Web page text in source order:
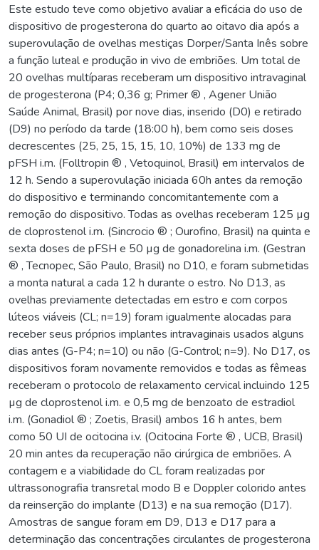
Este estudo teve como objetivo avaliar a eficácia do uso de
dispositivo de progesterona do quarto ao oitavo dia após a
superovulação de ovelhas mestiças Dorper/Santa Inês sobre
a função luteal e produção in vivo de embriões. Um total de
20 ovelhas multíparas receberam um dispositivo intravaginal
de progesterona (P4; 0,36 g; Primer ® , Agener União
Saúde Animal, Brasil) por nove dias, inserido (D0) e retirado
(D9) no período da tarde (18:00 h), bem como seis doses
decrescentes (25, 25, 15, 15, 10, 10%) de 133 mg de
pFSH i.m. (Folltropin ® , Vetoquinol, Brasil) em intervalos de
12 h. Sendo a superovulação iniciada 60h antes da remoção
do dispositivo e terminando concomitantemente com a
remoção do dispositivo. Todas as ovelhas receberam 125 µg
de cloprostenol i.m. (Sincrocio ® ; Ourofino, Brasil) na quinta e
sexta doses de pFSH e 50 µg de gonadorelina i.m. (Gestran
® , Tecnopec, São Paulo, Brasil) no D10, e foram submetidas
a monta natural a cada 12 h durante o estro. No D13, as
ovelhas previamente detectadas em estro e com corpos
lúteos viáveis (CL; n=19) foram igualmente alocadas para
receber seus próprios implantes intravaginais usados alguns
dias antes (G-P4; n=10) ou não (G-Control; n=9). No D17, os
dispositivos foram novamente removidos e todas as fêmeas
receberam o protocolo de relaxamento cervical incluindo 125
µg de cloprostenol i.m. e 0,5 mg de benzoato de estradiol
i.m. (Gonadiol ® ; Zoetis, Brasil) ambos 16 h antes, bem
como 50 UI de ocitocina i.v. (Ocitocina Forte ® , UCB, Brasil)
20 min antes da recuperação não cirúrgica de embriões. A
contagem e a viabilidade do CL foram realizadas por
ultrassonografia transretal modo B e Doppler colorido antes
da reinserção do implante (D13) e na sua remoção (D17).
Amostras de sangue foram em D9, D13 e D17 para a
determinação das concentrações circulantes de progesterona